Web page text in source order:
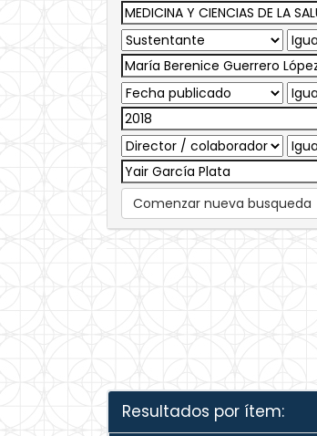
Comenzar nueva busqueda
Resultados por ítem: